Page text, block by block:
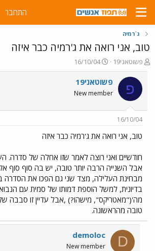
התחבר
ג`רמיה
טוב, אני רואה את ג'רמיה כבר איזה
פ
ו
ת
ח
ה
ש
א
פשוטאני19
פ
ו
ר
ם
ר
16/10/04
פ פשוטאני19
New member
16/10/04
טוב, אני רואה את ג'רמיה כבר איזה
חודשיים ואני רוצה לאמר שזו אחלה של סדרה.
אבל השנייה הרבה יותר טובה, יש בה סוף סוף
מבחינת העלילה, מצד שני גם הפכו את הסדרה
בדיונית, למשל הוספת דמותו של סמית עם
מה'("מאטריקס", מישהו?) ,אבל עדיין זו סבבה
טובה מהראשונה.
D
demoloc
New member